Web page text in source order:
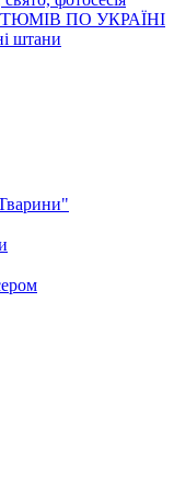
ПО УКРАЇНІ
штани